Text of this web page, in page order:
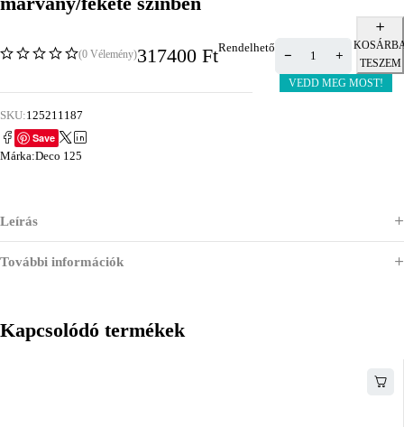
(0 Vélemény)317400 FtRendelhető
TESZEM
VEDD MEG MOST!
SKU:125211187
Save
Márka:Deco 125
Leírás
További információk
Kapcsolódó termékek